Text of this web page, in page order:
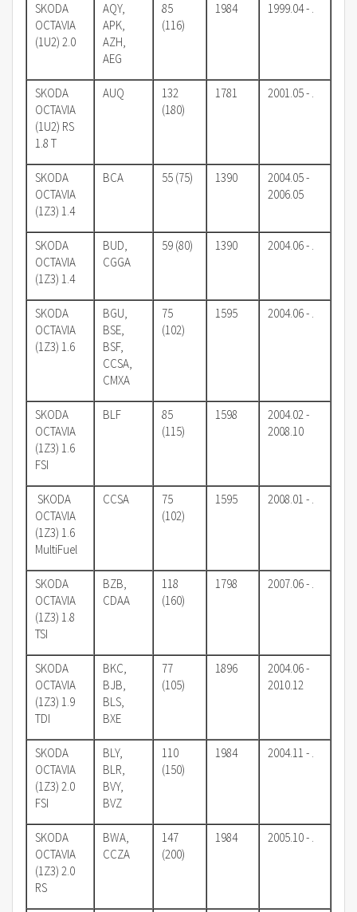
SKODA
OCTAVIA
(1U2) 2.0
AQY,
APK,
AZH,
AEG
85
(116)
1984 1999.04 - .
SKODA
OCTAVIA
(1U2) RS
1.8 T
AUQ
132
(180)
1781 2001.05 - .
SKODA
OCTAVIA
(1Z3) 1.4
BCA 55 (75) 1390
2004.05 -
2006.05
SKODA
OCTAVIA
(1Z3) 1.4
BUD,
CGGA
59 (80) 1390 2004.06 - .
SKODA
OCTAVIA
(1Z3) 1.6
BGU,
BSE,
BSF,
CCSA,
CMXA
75
(102)
1595 2004.06 - .
SKODA
OCTAVIA
(1Z3) 1.6
FSI
BLF
85
(115)
1598
2004.02 -
2008.10
SKODA
OCTAVIA
(1Z3) 1.6
MultiFuel
CCSA
75
(102)
1595 2008.01 - .
SKODA
OCTAVIA
(1Z3) 1.8
TSI
BZB,
CDAA
118
(160)
1798 2007.06 - .
SKODA
OCTAVIA
(1Z3) 1.9
TDI
BKC,
BJB,
BLS,
BXE
77
(105)
1896
2004.06 -
2010.12
SKODA
OCTAVIA
(1Z3) 2.0
FSI
BLY,
BLR,
BVY,
BVZ
110
(150)
1984 2004.11 - .
SKODA
OCTAVIA
(1Z3) 2.0
RS
BWA,
CCZA
147
(200)
1984 2005.10 - .